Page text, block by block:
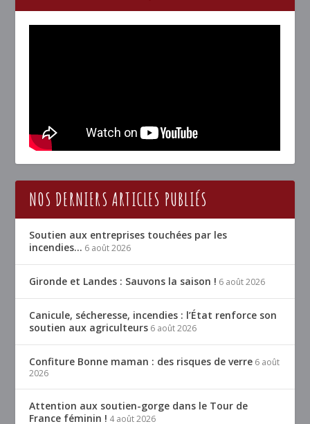
NOS DERNIERS ARTICLES PUBLIÉS
Soutien aux entreprises touchées par les
incendies… 6 août 2026
Gironde et Landes : Sauvons la saison ! 6 août 2026
Canicule, sécheresse, incendies : l’État renforce son
soutien aux agriculteurs 6 août 2026
Confiture Bonne maman : des risques de verre 6 août
2026
Attention aux soutien-gorge dans le Tour de
France féminin ! 4 août 2026